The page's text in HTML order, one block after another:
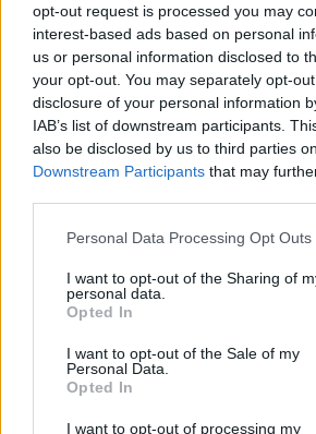
opt-out request is processed you may
interest-based ads based on personal
us or personal information disclosed to
your opt-out. You may separately opt-
disclosure of your personal information
IAB’s list of downstream participants.
also be disclosed by us to third parties
Downstream Participants that may
Please note that this website/app uses
not limited to your visit or usage
grant or deny consent to Google and its
use your data for below specified
consent section.
Personal Data Processing Opt Outs
I want to opt-out of the Sharing of
personal data.
Opted In
I want to opt-out of the Sale of my
Personal Data.
Opted In
I want to opt-out of processing my
AUTORE
AiAdhubMedia